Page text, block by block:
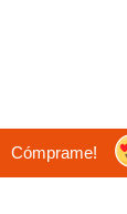
Cómprame!